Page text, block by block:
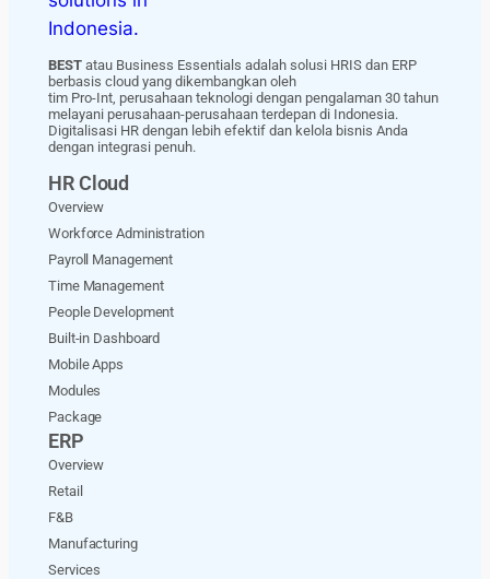
BEST atau Business Essentials adalah solusi HRIS dan ERP
berbasis cloud yang dikembangkan oleh
tim Pro-Int, perusahaan teknologi dengan pengalaman 30 tahun
melayani perusahaan-perusahaan terdepan di Indonesia.
Digitalisasi HR dengan lebih efektif dan kelola bisnis Anda
dengan integrasi penuh.
HR Cloud
Overview
Workforce Administration
Payroll Management
Time Management
People Development
Built-in Dashboard
Mobile Apps
Modules
Package
ERP
Overview
Retail
F&B
Manufacturing
Services